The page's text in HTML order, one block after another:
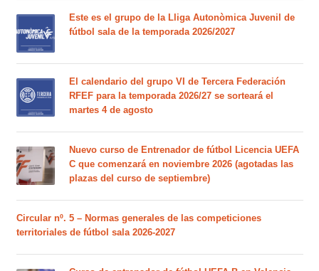
Este es el grupo de la Lliga Autonòmica Juvenil de
fútbol sala de la temporada 2026/2027
El calendario del grupo VI de Tercera Federación
RFEF para la temporada 2026/27 se sorteará el
martes 4 de agosto
Nuevo curso de Entrenador de fútbol Licencia UEFA
C que comenzará en noviembre 2026 (agotadas las
plazas del curso de septiembre)
Circular nº. 5 – Normas generales de las competiciones
territoriales de fútbol sala 2026-2027